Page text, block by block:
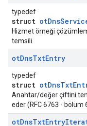
typedef
struct
Hizmet örneği
temsili.
otDnsTxtEntry
typedef
struct
Anahtar/değer çiftini
eder (RFC 6763 - bölüm
otDnsTxtEntry